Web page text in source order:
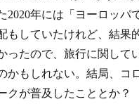
2020年には「ヨーロッパ
もしていたけれど、結果
ったので、旅行に関して
かもしれない。結局、コ
クが普及したこととか？